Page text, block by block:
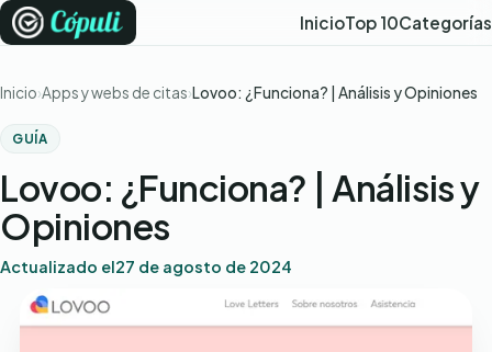
InicioTop 10Categorías
Inicio Apps y webs de citas Lovoo: ¿Funciona? | Análisis y Opiniones
GUÍA
Lovoo: ¿Funciona? | Análisis y
Opiniones
Actualizado el27 de agosto de 2024